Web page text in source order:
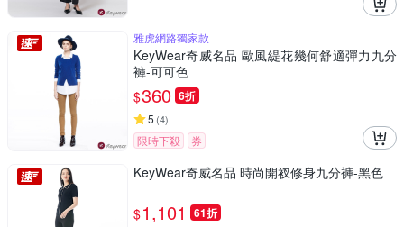
雅虎網路獨家款
KeyWear奇威名品 歐風緹花幾何舒適彈力九分
褲-可可色
$360 6折
5 (4)
限時下殺 券
KeyWear奇威名品 時尚開衩修身九分褲-黑色
$1,101 61折